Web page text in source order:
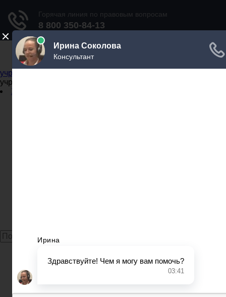
Не официальный справочник государственных
учреждений
учреждений
Задать вопрос юристу
Республика Мордовия
Судебные участки в городе Темников